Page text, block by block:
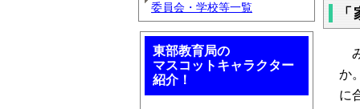
委員会・学校等一覧
東部教育局の
マスコットキャラクター
紹介！
か
に